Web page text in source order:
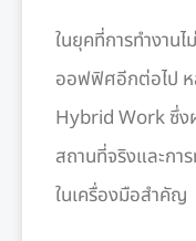
ในยุคที่การทำงานไ
ออฟฟิศอีกต่อไป ห
Hybrid Work ซึ่ง
สถานที่จริงและกา
ในเครื่องมือสำคัญ